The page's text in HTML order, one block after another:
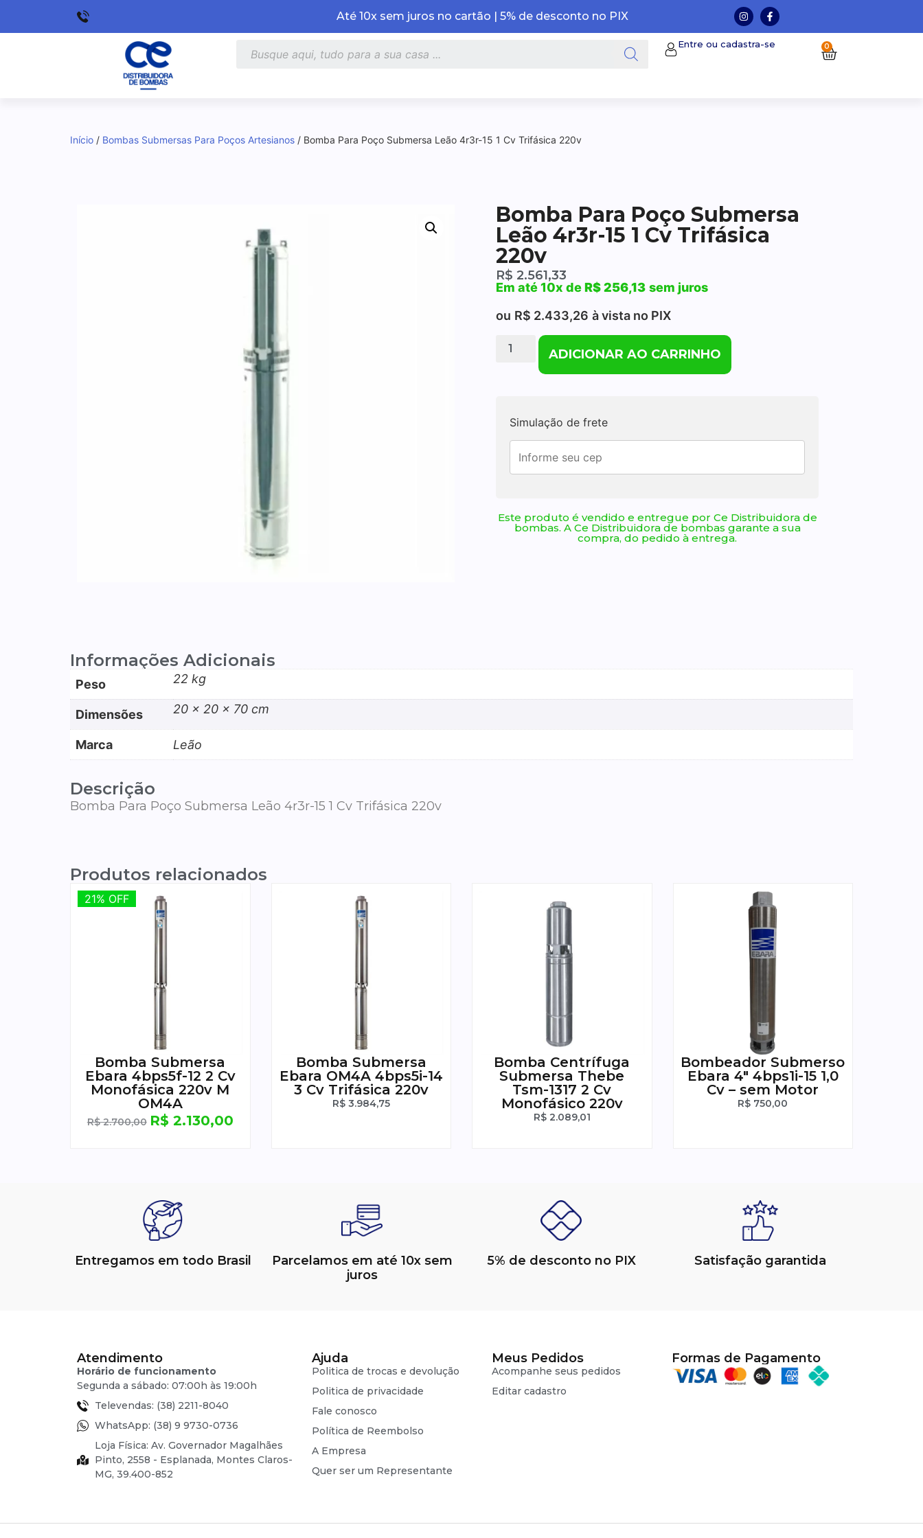
Até 10x sem juros no cartão | 5% de desconto no PIX
Entre ou cadastra-se 0
Início / Bombas Submersas Para Poços Artesianos / Bomba Para Poço Submersa Leão 4r3r-15 1 Cv Trifásica 220v
Bomba Para Poço Submersa
Leão 4r3r-15 1 Cv Trifásica
220v
R$ 2.561,33
Em até 10x deR$256,13 sem juros
ou R$ 2.433,26 à vista no PIX
ADICIONAR AO CARRINHO
Simulação de frete
Este produto é vendido e entregue por Ce Distribuidora de
bombas. A Ce Distribuidora de bombas garante a sua
compra, do pedido à entrega.
Informações Adicionais
Peso 22 kg
Dimensões 20 × 20 × 70 cm
Marca Leão
Descrição
Bomba Para Poço Submersa Leão 4r3r-15 1 Cv Trifásica 220v
Produtos relacionados
21% OFF
21% OFF
Bomba Submersa
Ebara 4bps5f-12 2 Cv
Monofásica 220v M
OM4A
R$2.700,00 R$2.130,00
Bomba Submersa
Ebara OM4A 4bps5i-14
3 Cv Trifásica 220v
R$3.984,75
Bomba Centrífuga
Submersa Thebe
Tsm-1317 2 Cv
Monofásico 220v
R$2.089,01
Bombeador Submerso
Ebara 4″ 4bps1i-15 1,0
Cv – sem Motor
R$ 750,00
Entregamos em todo Brasil
Parcelamos em até 10x sem
juros
5% de desconto no PIX Satisfação garantida
Atendimento
Horário de funcionamento
Segunda a sábado: 07:00h às 19:00h
Televendas: (38) 2211-8040
WhatsApp: (38) 9 9730-0736
Loja Física: Av. Governador Magalhães
Pinto, 2558 - Esplanada, Montes Claros-
MG, 39.400-852
Ajuda
Politica de trocas e devolução
Politica de privacidade
Fale conosco
Política de Reembolso
A Empresa
Quer ser um Representante
Meus Pedidos
Acompanhe seus pedidos
Editar cadastro
Formas de Pagamento